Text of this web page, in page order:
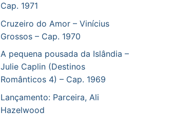
Cap. 1971
Cruzeiro do Amor – Vinícius
Grossos – Cap. 1970
A pequena pousada da Islândia –
Julie Caplin (Destinos
Românticos 4) – Cap. 1969
Lançamento: Parceira, Ali
Hazelwood